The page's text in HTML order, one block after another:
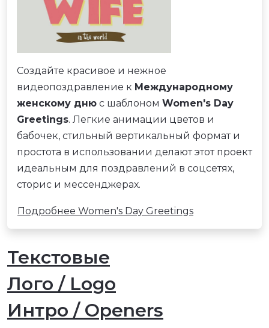
Создайте красивое и нежное
видеопоздравление к Международному
женскому дню с шаблоном Women's Day
Greetings. Легкие анимации цветов и
бабочек, стильный вертикальный формат и
простота в использовании делают этот проект
идеальным для поздравлений в соцсетях,
сторис и мессенджерах.
Подробнее Women's Day Greetings
Текстовые
Лого / Logo
Интро / Openers